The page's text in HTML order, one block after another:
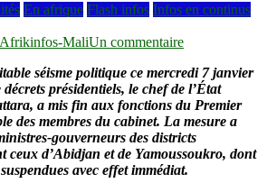
En afrique Flash infos Infos en continus
Afrikinfos-MaliUn commentairesur
d’Ivoire
:
Alassane
Ouattara
dissout
le
gouvernement
séisme politique ce mercredi 7 janvier
présidentiels, le chef de l’État
a mis fin aux fonctions du Premier
des membres du cabinet. La mesure a
gouverneurs des districts
ceux d’Abidjan et de Yamoussoukro, dont
avec effet immédiat.